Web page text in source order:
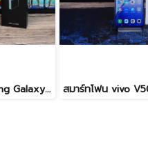
สมาร์ทโฟน Samsung Galaxy Z Flip6 (12+256GB) Light green (5G) พับจอได้ เครื่องสวย พร้อมใช้งาน ขายเพียง 11,900.- เท่านั้น